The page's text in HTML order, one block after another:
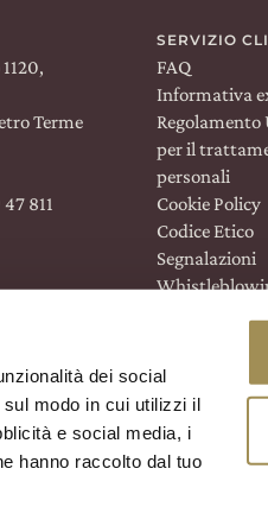
dei social
modo in cui utilizzi il
e social media, i
hanno raccolto dal tuo
Terme
811
SERVIZIO
FAQ
Informativa
Regolamento
per il
personali
Cookie Policy
Codice Etico
Segnalazioni
ASSISTENZA
ONLINE
T. +39 051 69